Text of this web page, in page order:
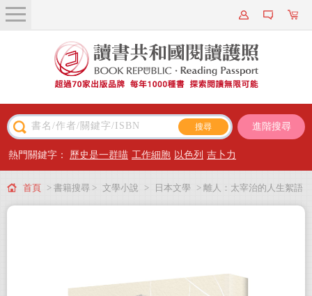
關於我們
近期新書
主題閱讀
出版專區
會員專屬
進階搜尋
熱門關鍵字： 歷史是一群喵 工作細胞 以色列 吉卜力
首頁 > 書籍搜尋 > 文學小說 > 日本文學 > 離人：太宰治的人生絮語